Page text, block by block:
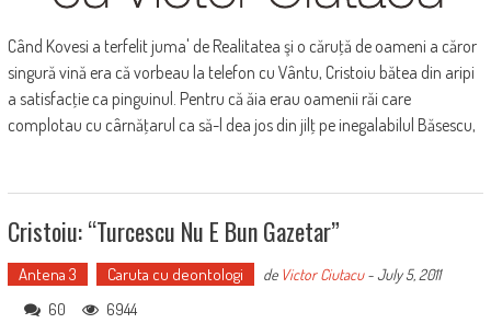
Când Kovesi a terfelit juma' de Realitatea şi o căruţă de oameni a căror
singură vină era că vorbeau la telefon cu Vântu, Cristoiu bătea din aripi
a satisfacţie ca pinguinul. Pentru că ăia erau oamenii răi care
complotau cu cârnăţarul ca să-l dea jos din jilţ pe inegalabilul Băsescu,
Cristoiu: “Turcescu Nu E Bun Gazetar”
Antena 3 Caruta cu deontologi de Victor Ciutacu-July 5, 2011
60 6944